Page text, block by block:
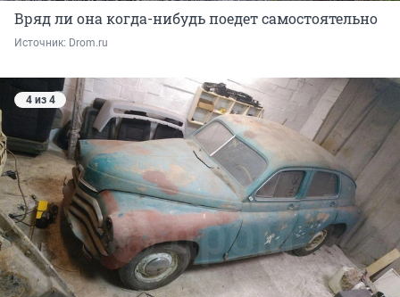
Вряд ли она когда-нибудь поедет самостоятельно
Источник: Drom.ru
4 из 4